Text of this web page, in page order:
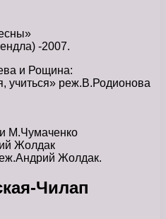
-2007.
и Рощина:
учиться» реж.В.Родионова
М.Чумаченко
Жолдак
Жолдак.
Чилап